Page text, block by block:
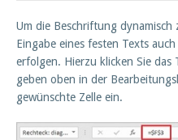
Um die Beschriftung
Eingabe eines festen Texts
erfolgen. Hierzu klicken Sie das
geben oben in der
gewünschte Zelle ein.